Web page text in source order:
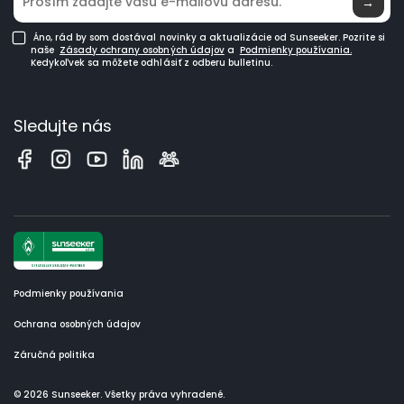
Áno, rád by som dostával novinky a aktualizácie od Sunseeker. Pozrite si
naše Zásady ochrany osobných údajova Podmienky používania.
Kedykoľvek sa môžete odhlásiť z odberu bulletinu.
Sledujte nás
Podmienky používania
Ochrana osobných údajov
Záručná politika
© 2026 Sunseeker. Všetky práva vyhradené.